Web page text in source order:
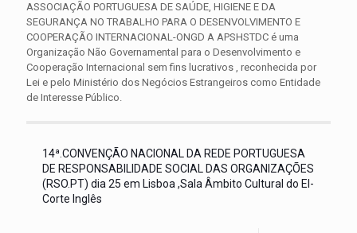
ASSOCIAÇÃO PORTUGUESA DE SAÚDE, HIGIENE E DA
SEGURANÇA NO TRABALHO PARA O DESENVOLVIMENTO E
COOPERAÇÃO INTERNACIONAL-ONGD A APSHSTDC é uma
Organização Não Governamental para o Desenvolvimento e
Cooperação Internacional sem fins lucrativos , reconhecida por
Lei e pelo Ministério dos Negócios Estrangeiros como Entidade
de Interesse Público.
14ª.CONVENÇÃO NACIONAL DA REDE PORTUGUESA
DE RESPONSABILIDADE SOCIAL DAS ORGANIZAÇÕES
(RSO.PT) dia 25 em Lisboa ,Sala Âmbito Cultural do El-
Corte Inglês